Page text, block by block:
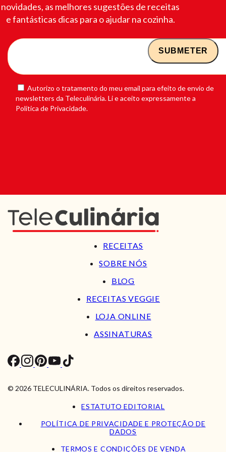
novidades, as melhores sugestões de receitas
e fantásticas dicas para o ajudar na cozinha.
Autorizo o tratamento do meu email para efeito de envio de
newsletters da Teleculinária. Li e aceito expressamente a
Política de Privacidade.
RECEITAS
SOBRE NÓS
BLOG
RECEITAS VEGGIE
LOJA ONLINE
ASSINATURAS
© 2026 TELECULINÁRIA. Todos os direitos reservados.
ESTATUTO EDITORIAL
POLÍTICA DE PRIVACIDADE E PROTEÇÃO DE
DADOS
TERMOS E CONDIÇÕES DE VENDA